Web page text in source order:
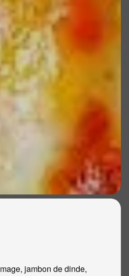
jambon de dinde,